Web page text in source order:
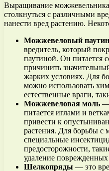
Выращивание
столкнуться с различными
нанести вред растению.
Можжевеловый
вредитель, который
паутиной. Он питается
причинить
жарких условиях. Для
можно использовать
естественные враги,
Можжевеловая моль —
питается иглами и
привести к
растения. Для борьбы с
специальные
предосторожности,
удаление поврежденных
Шелкопряды — это